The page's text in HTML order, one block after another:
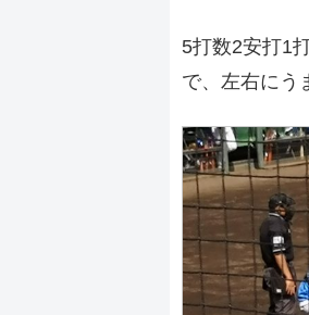
5打数2安打1
で、左右にう